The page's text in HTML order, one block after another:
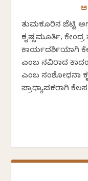
ತುಮಕೂರಿನ ಜೆಟ್ಟಿ
ಕೃಷ್ಣಮೂರ್ತಿ,
ಕಾರ್ಯದರ್ಶಿಯಾಗಿ
ಎಂಬ ನವಿರಾದ
ಎಂಬ ಸಂಶೋಧನಾ
ಪ್ರಾಧ್ಯಾಪಕರಾಗಿ